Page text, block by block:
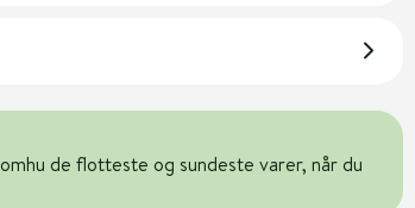
de flotteste og sundeste varer, når du